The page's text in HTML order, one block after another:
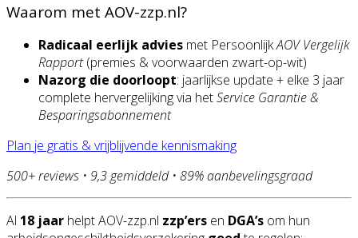
Waarom met AOV-zzp.nl?
Radicaal eerlijk advies met PersoonlijkAOV Vergelijk
Rapport(premies & voorwaarden zwart-op-wit)
Nazorg die doorloopt: jaarlijkse update + elke 3 jaar
complete hervergelijking via hetService Garantie &
Besparingsabonnement
Plan je gratis & vrijblijvende kennismaking
500+ reviews • 9,3 gemiddeld • 89% aanbevelingsgraad
Al 18 jaar helpt AOV-zzp.nl zzp’ers en DGA’s om hun